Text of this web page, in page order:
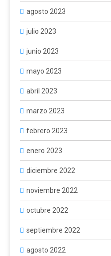
agosto 2023
julio 2023
junio 2023
mayo 2023
abril 2023
marzo 2023
febrero 2023
enero 2023
diciembre 2022
noviembre 2022
octubre 2022
septiembre 2022
agosto 2022